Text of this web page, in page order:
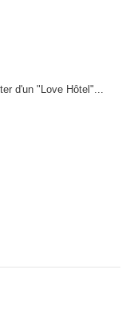
d'un "Love Hôtel"...